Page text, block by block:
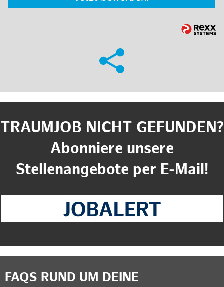
TRAUMJOB NICHT GEFUNDEN?
Abonniere unsere
Stellenangebote per E-Mail!
FAQS RUND UM DEINE